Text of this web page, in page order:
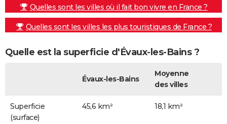
Quelles sont les villes où il fait bon vivre en France ?
Quelles sont les villes les plus touristiques de France ?
Quelle est la superficie d'Évaux-les-Bains ?
Évaux-les-Bains
Moyenne
des villes
Superficie
(surface)
45,6 km² 18,1 km²